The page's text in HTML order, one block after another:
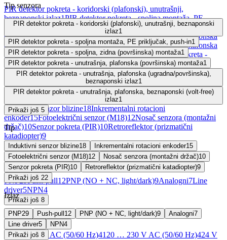
Tip senzora
PIR detektor pokreta - koridorski (plafonski), unutrašnji, beznaponski
izlaz1
PIR detektor pokreta - spoljna montaža, PE priključak, push-in1
PIR detektor pokreta - spoljna, zidna (površinska) montaža1
PIR detektor pokreta - unutrašnja, plafonska (površinska) montaža1
PIR detektor pokreta - unutrašnja, plafonska (ugradna/površinska),
beznaponski izlaz1
PIR detektor pokreta - unutrašnja, plafonska, beznaponski (volt-free)
izlaz1
Prikaži još 5
Tip
Induktivni senzor blizine18 Inkrementalni rotacioni enkoder15
Fotoelektrični senzor (M18)12 Nosač senzora (montažni držač)10
Senzor pokreta (PIR)10 Retroreflektor (prizmatični katadiopter)9
Prikaži još 22
Izlaz
PNP29 Push-pull12 PNP (NO + NC, light/dark)9 Analogni7
Line driver5 NPN4
Prikaži još 8
PIR detektor pokreta - koridorski (plafonski), unutrašnji,
beznaponski izlaz1PIR detektor pokreta - spoljna montaža, PE
priključak, push-in1PIR detektor pokreta - spoljna, zidna
(površinska) montaža1PIR detektor pokreta - unutrašnja, plafonska
(površinska) montaža1PIR detektor pokreta - unutrašnja, plafonska
(ugradna/površinska), beznaponski izlaz1PIR detektor pokreta -
unutrašnja, plafonska, beznaponski (volt-free) izlaz1
Prikaži još 5
Tip
Induktivni senzor blizine18Inkrementalni rotacioni
enkoder15Fotoelektrični senzor (M18)12Nosač senzora (montažni
držač)10Senzor pokreta (PIR)10Retroreflektor (prizmatični
katadiopter)9
Prikaži još 22
Izlaz
PNP29Push-pull12PNP (NO + NC, light/dark)9Analogni7Line
driver5NPN4
Prikaži još 8
Napon napajanja
110 … 230 V AC (50/60 Hz)4120 … 230 V AC (50/60 Hz)424 V